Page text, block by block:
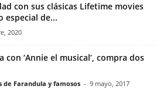
con sus clásicas Lifetime movies
especial de...
2020
con ‘Annie el musical’, compra dos
de Farandula y famosos - 9 mayo, 2017